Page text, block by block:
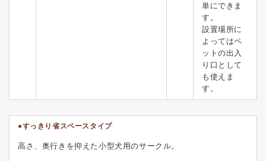
単にできま
す。
設置場所に
よってはペ
ットの出入
り口として
も使えま
す。
●すっきり省スペースタイプ
高さ、奥行きを抑えた小型犬用のサークル。